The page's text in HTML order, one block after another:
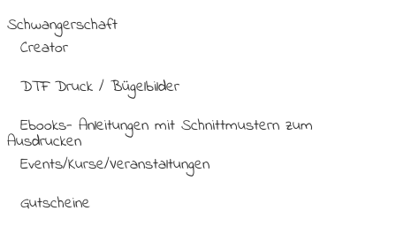
Schwangerschaft
Creator
DTF Druck / Bügelbilder
Ebooks- Anleitungen mit Schnittmustern zum
Ausdrucken
Events/Kurse/Veranstaltungen
Gutscheine